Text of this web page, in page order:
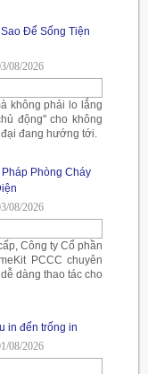
Để Sống Tiện
08/2026
không phải lo lắng
động" cho không
đang hướng tới.
Phòng Cháy
08/2026
Công ty Cổ phần
PCCC chuyên
dàng thao tác cho
in đến trống in
08/2026